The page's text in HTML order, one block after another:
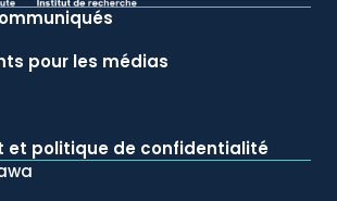
pour les médias
et politique de confidentialité